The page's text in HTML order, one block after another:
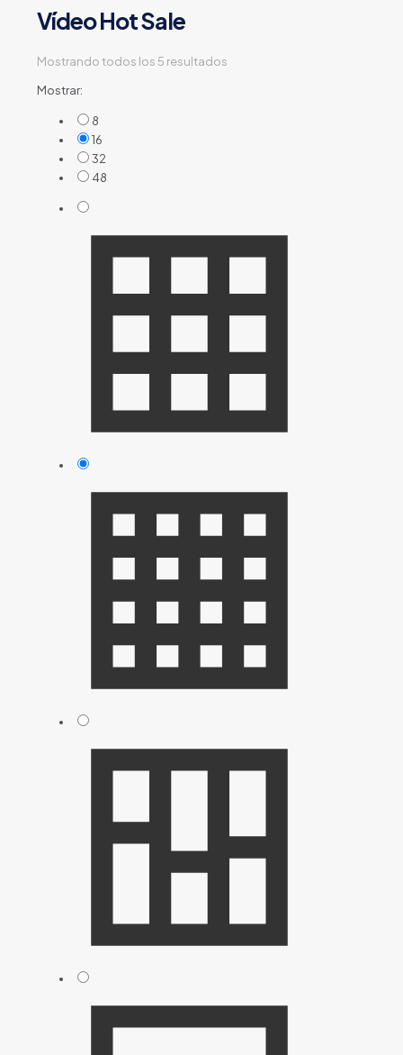
Vídeo Hot Sale
Mostrando todos los 5 resultados
Mostrar:
8
16
32
48